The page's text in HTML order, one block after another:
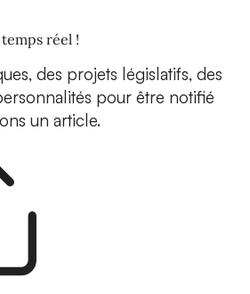
réel !
des projets législatifs, des
pour être notifié
un article.